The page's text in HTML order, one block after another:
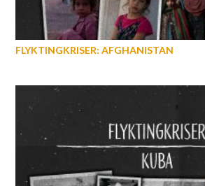
FLYKTINGKRISER: AFGHANISTAN